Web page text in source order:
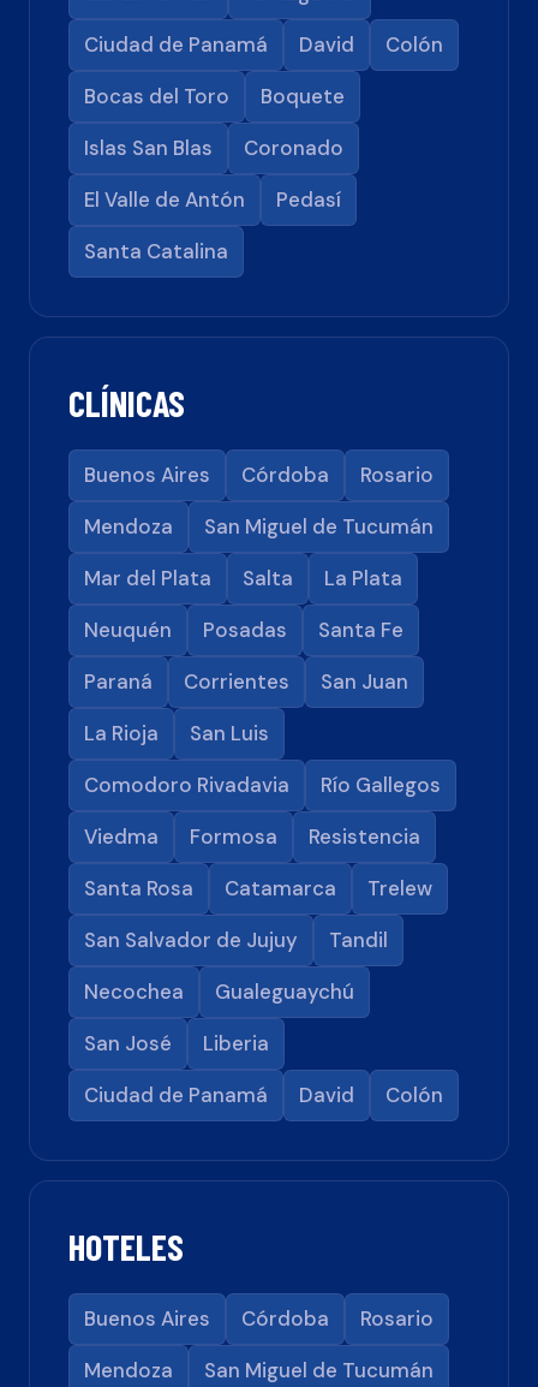
Ciudad de Panamá
David
Colón
Bocas del Toro
Boquete
Islas San Blas
Coronado
El Valle de Antón
Pedasí
Santa Catalina
CLÍNICAS
Buenos Aires Córdoba
Rosario
Mendoza
San Miguel de Tucumán
Mar del Plata
Salta
La Plata
Neuquén
Posadas
Santa Fe
Paraná
Corrientes
San Juan
La Rioja
San Luis
Comodoro Rivadavia
Río Gallegos
Viedma
Formosa
Resistencia
Santa Rosa
Catamarca
Trelew
San Salvador de Jujuy
Tandil
Necochea
Gualeguaychú
San José
Liberia
Ciudad de Panamá
David Colón
HOTELES
Buenos Aires Córdoba
Rosario
Mendoza
San Miguel de Tucumán